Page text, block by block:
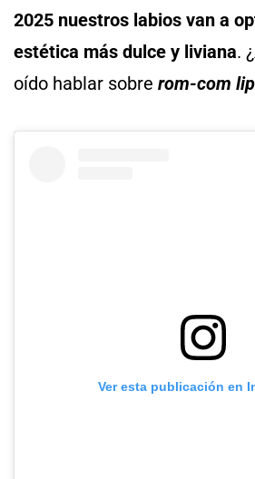
2025 nuestros labios van a
estética más dulce y liviana.
oído hablar sobre rom-com
Ver esta publicación en